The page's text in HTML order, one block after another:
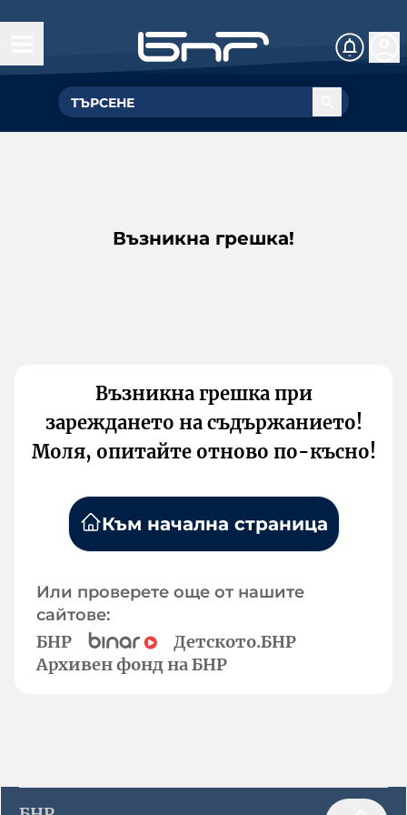
Възникна грешка!
Възникна грешка при
зареждането на съдържанието!
Моля, опитайте отново по-късно!
Към начална страница
Или проверете още от нашите
сайтове:
БНР
Детското.БНР
Архивен фонд на БНР